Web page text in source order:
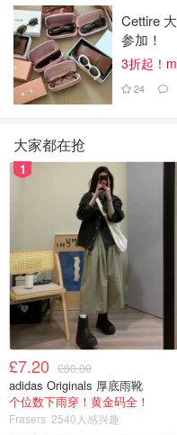
扣和攻略内容~
来源：sky.com；
Cettire
参加！
3折起！
24
大家都在抢
1
£7.20 £80.00
adidas Originals 厚底雨靴
个位数下雨穿！黄金码全！
Frasers 2540人感兴趣